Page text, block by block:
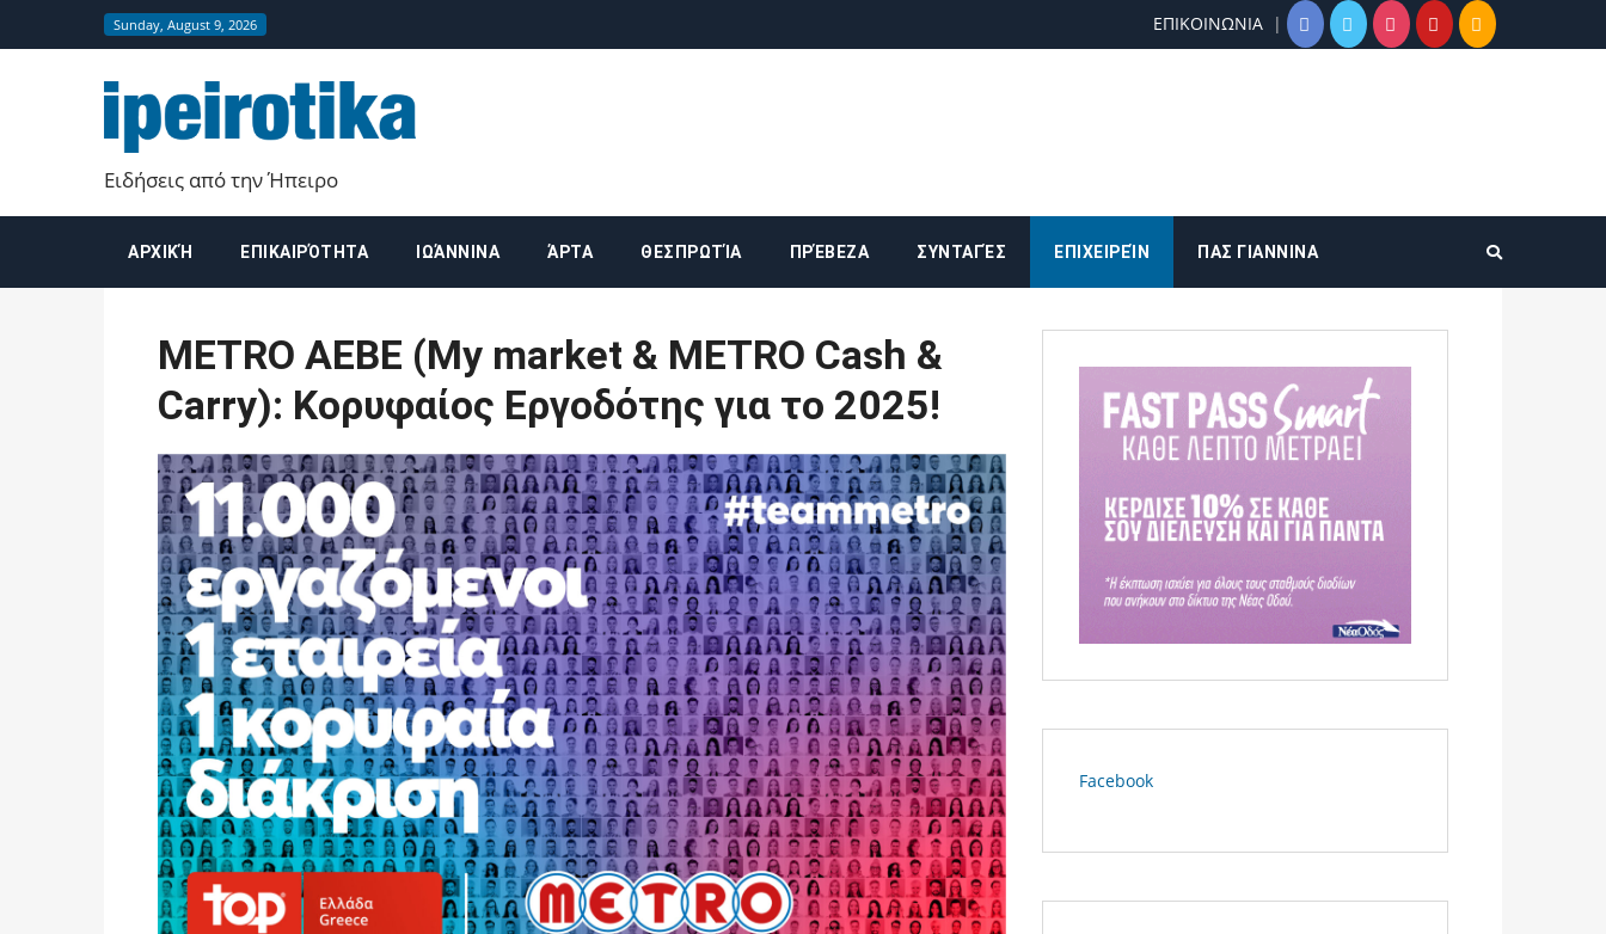
Sunday, August 9, 2026 ΕΠΙΚΟΙΝΩΝΙΑ
Ειδήσεις από την Ήπειρο
ΑΡΧΙΚΉ ΕΠΙΚΑΙΡΌΤΗΤΑ ΙΩΆΝΝΙΝΑ ΆΡΤΑ ΘΕΣΠΡΩΤΊΑ ΠΡΈΒΕΖΑ ΣΥΝΤΑΓΈΣ ΕΠΙΧΕΙΡΕΊΝ ΠΑΣ ΓΙΑΝΝΙΝΑ
METRO AEBE (My market & METRO Cash &
Carry): Κορυφαίος Εργοδότης για το 2025!
Facebook